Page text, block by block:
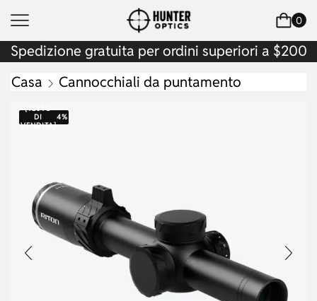
0
Spedizione gratuita per ordini superiori a $200
Casa
Cannocchiali da puntamento
{TESTO
DI
VENDITA}
4%